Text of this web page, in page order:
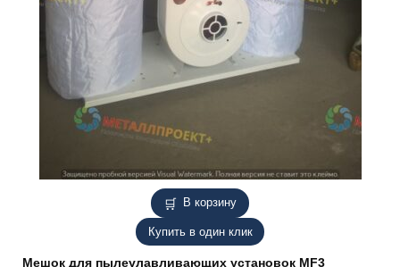
В корзину
Купить в один клик
Мешок для пылеулавливающих установок MF3